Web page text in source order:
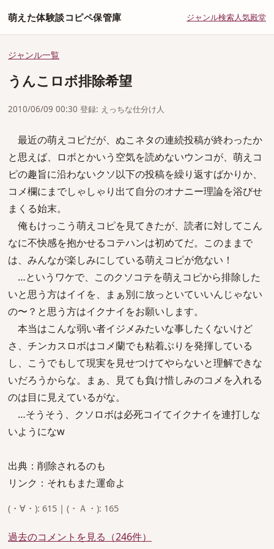
萌えた体験談コピペ保管庫 ジャンル検索人気殿堂
ジャンル一覧
うんこロボ排除希望
2010/06/09 00:30 登録: えっちな仕分け人
最近の萌えコピだが、ぬこネタの連続投稿が終わったか
と思えば、ロボとかいう空気を読めないウンコが、萌えコ
ピの趣旨に沿わないクソ以下の投稿を繰り返すばかりか、
コメ欄にまでしゃしゃり出て自分のオナニー理論を浴びせ
まくる始末。
俺もけっこう萌えコピを見てきたが、読者に対してこん
なに不快感を抱かせるコテハンは初めてだ。このままで
は、みんなが楽しみにしている萌えコピが危ない！
…というワケで、このクソコテを萌えコピから排除した
いと思う方はイイを、まぁ別に放っといていいんじゃない
の〜？と思う方はイクナイをお願いします。
本当はこんな弱い者イジメみたいな事したくないけど
さ、チンカスロボはコメ蘭でも粘着ぶりを発揮している
し、こうでもして現実を見せつけてやらないと理解できな
いだろうからな。まぁ、見ても負け惜しみのコメを入れる
のは目に見えているがな。
…そうそう、クソロボは必死コイてイクナイを連打しな
いようになw
出典：削除されるのも
リンク：それもまた運命よ
(・∀・): 615 | (・Ａ・): 165
過去のコメントを見る（246件）